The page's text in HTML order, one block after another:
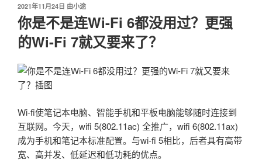
发
布
于
2021年11月24日 由小途
你是不是连Wi-Fi 6都没用过？更强
的Wi-Fi 7就又要来了？
Wi-fi使笔记本电脑、智能手机和平板电脑能够随时连接到
互联网。今天，wifi 5(802.11ac) 全推广，wifi 6(802.11ax)
成为手机和笔记本标准配置。与wi-fi 5相比，后者具有高带
宽、高并发、低延迟和低功耗的优点。